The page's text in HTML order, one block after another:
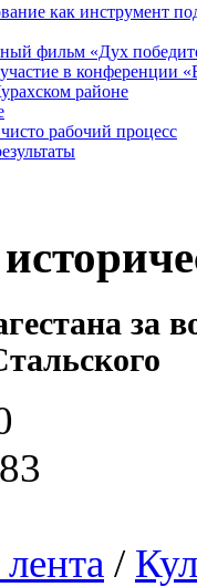
как инструмент
фильм «Дух
в конференции
районе
рабочий процесс
за
/